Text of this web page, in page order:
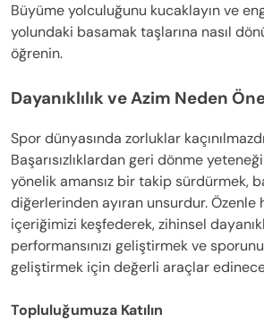
Büyüme yolculuğunu kucaklayın ve
yolundaki basamak taşlarına nasıl
öğrenin.
Dayanıklılık ve Azim Neden
Spor dünyasında zorluklar
Başarısızlıklardan geri dönme
yönelik amansız bir takip sürdürmek,
diğerlerinden ayıran unsurdur. Özenle
içeriğimizi keşfederek, zihinsel
performansınızı geliştirmek ve
geliştirmek için değerli araçlar
Topluluğumuza Katılın